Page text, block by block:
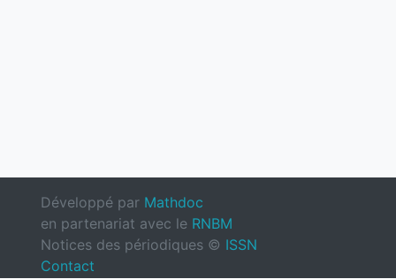
Développé par Mathdoc
en partenariat avec le RNBM
Notices des périodiques © ISSN
Contact